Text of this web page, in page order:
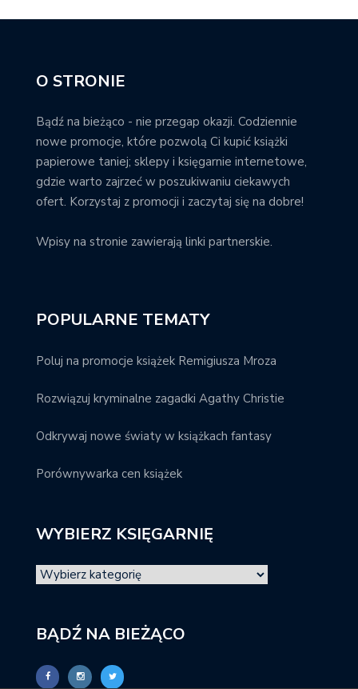
O STRONIE
Bądź na bieżąco - nie przegap okazji. Codziennie
nowe promocje, które pozwolą Ci kupić książki
papierowe taniej; sklepy i księgarnie internetowe,
gdzie warto zajrzeć w poszukiwaniu ciekawych
ofert. Korzystaj z promocji i zaczytaj się na dobre!
Wpisy na stronie zawierają linki partnerskie.
POPULARNE TEMATY
Poluj na promocje książek Remigiusza Mroza
Rozwiązuj kryminalne zagadki Agathy Christie
Odkrywaj nowe światy w książkach fantasy
Porównywarka cen książek
WYBIERZ KSIĘGARNIĘ
BĄDŹ NA BIEŻĄCO